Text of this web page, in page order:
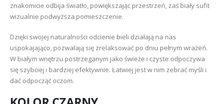
znakomicie odbija światło, powiększając przestrzeń, zaś biały sufit
wizualnie podwyższa pomieszczenie.
Dzięki swojej naturalności odcienie bieli działają na nas
uspokajająco, pozwalają się zrelaksować po dniu pełnym wrażeń.
W białym wnętrzu postrzeganym jako świeże i czyste odpoczywa
się szybciej i bardziej efektywnie. Łatwiej jest w nim zebrać myśli i
dać odpocząć oczom.